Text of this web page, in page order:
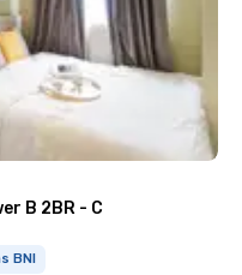
B 2BR - C
BNI